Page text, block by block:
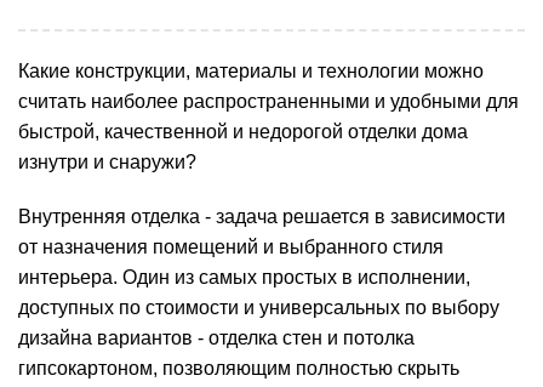
Какие конструкции, материалы и технологии можно
считать наиболее распространенными и удобными для
быстрой, качественной и недорогой отделки дома
изнутри и снаружи?
Внутренняя отделка - задача решается в зависимости
от назначения помещений и выбранного стиля
интерьера. Один из самых простых в исполнении,
доступных по стоимости и универсальных по выбору
дизайна вариантов - отделка стен и потолка
гипсокартоном, позволяющим полностью скрыть